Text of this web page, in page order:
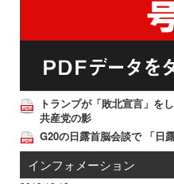
トランプが「敗北宣言」を
共産党の影
G20の日露首脳会談で 「日
インフォメーション